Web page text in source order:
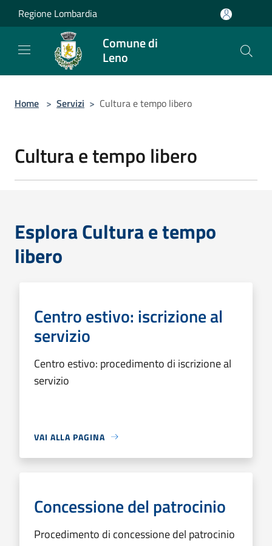
Salta al contenuto principale
Regione Lombardia
Comune di
Leno
Home > Servizi > Cultura e tempo libero
Cultura e tempo libero
Esplora Cultura e tempo
libero
Centro estivo: iscrizione al
servizio
Centro estivo: procedimento di iscrizione al
servizio
VAI ALLA PAGINA
Concessione del patrocinio
Procedimento di concessione del patrocinio